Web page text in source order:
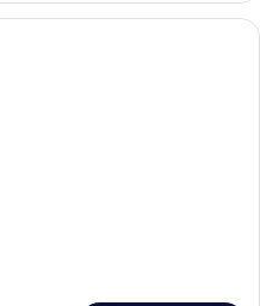
Grand Ocean Suite | เครื่องนอนระ